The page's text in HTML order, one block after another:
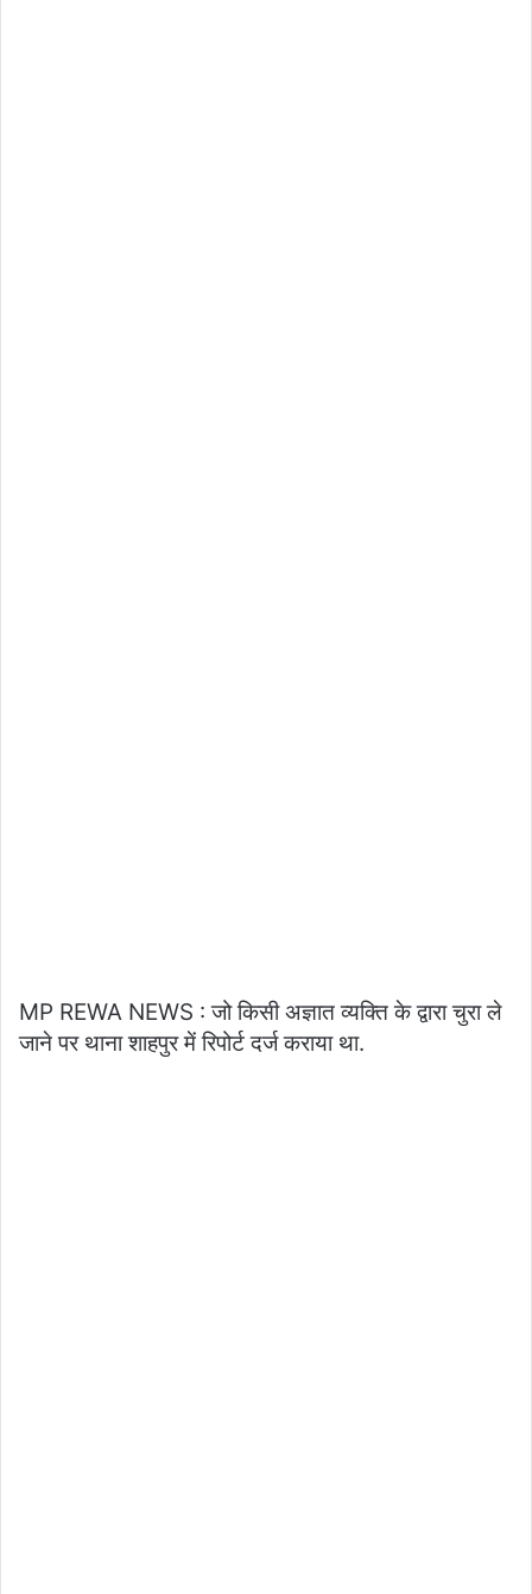
MP REWA NEWS : जो किसी अज्ञात व्यक्ति के द्वारा चुरा ले
जाने पर थाना शाहपुर में रिपोर्ट दर्ज कराया था.